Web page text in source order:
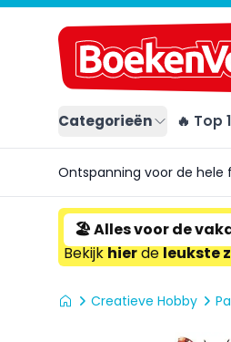
Categorieën 🔥 Top
Ontspanning voor de hele
🏖️ Alles voor de
Bekijkhierdeleukste
Creatieve Hobby